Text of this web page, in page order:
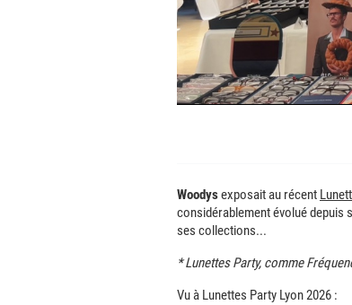
Woodysexposait au récent
considérablement évolué depuis
ses collections...
* Lunettes Party, comme
Vu à Lunettes Party Lyon 2026 :